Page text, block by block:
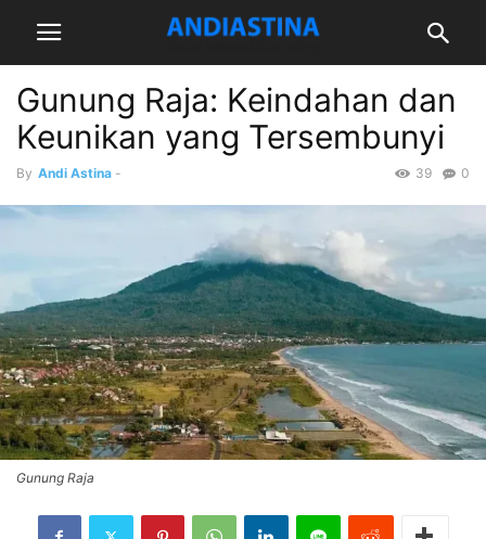
Gunung Raja: Keindahan dan
Keunikan yang Tersembunyi
By Andi Astina - 0
39
Gunung Raja